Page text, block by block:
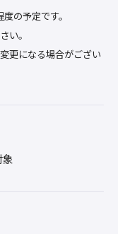
の予定です。
い。
更になる場合がござい